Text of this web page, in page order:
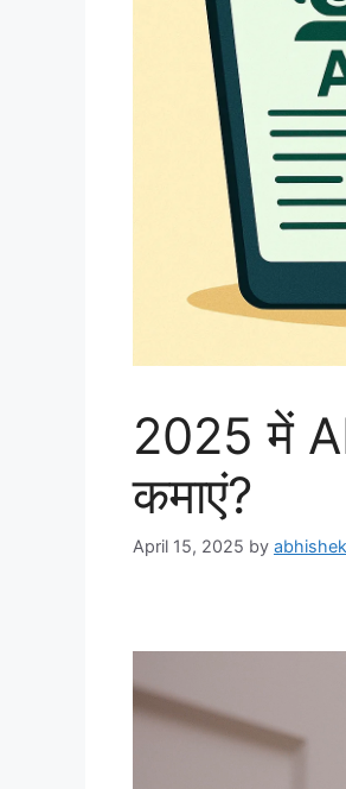
2025 में
कमाएं?
April 15, 2025 by